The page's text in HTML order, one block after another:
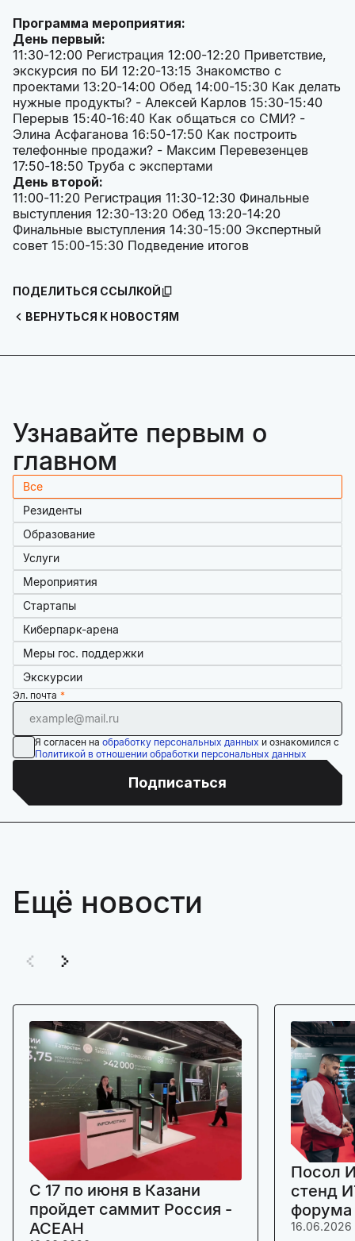
Программа мероприятия:
День первый:
11:30-12:00 Регистрация 12:00-12:20 Приветствие,
экскурсия по БИ 12:20-13:15 Знакомство с
проектами 13:20-14:00 Обед 14:00-15:30 Как делать
нужные продукты? - Алексей Карлов 15:30-15:40
Перерыв 15:40-16:40 Как общаться со СМИ? -
Элина Асфаганова 16:50-17:50 Как построить
телефонные продажи? - Максим Перевезенцев
17:50-18:50 Труба с экспертами
День второй:
11:00-11:20 Регистрация 11:30-12:30 Финальные
выступления 12:30-13:20 Обед 13:20-14:20
Финальные выступления 14:30-15:00 Экспертный
совет 15:00-15:30 Подведение итогов
ВЕРНУТЬСЯ К НОВОСТЯМ
ПОДЕЛИТЬСЯ ССЫЛКОЙ
Узнавайте первым о
главном
Все
Резиденты
Образование
Услуги
Мероприятия
Стартапы
Киберпарк-арена
Меры гос. поддержки
Экскурсии
Эл. почта
Я согласен на обработку персональных данных и ознакомился с
Политикой в отношении обработки персональных данных
Подписаться
Ещё новости
C 17 по июня в Казани
пройдет саммит Россия -
АСЕАН
Посол
стенд
16.06.2026